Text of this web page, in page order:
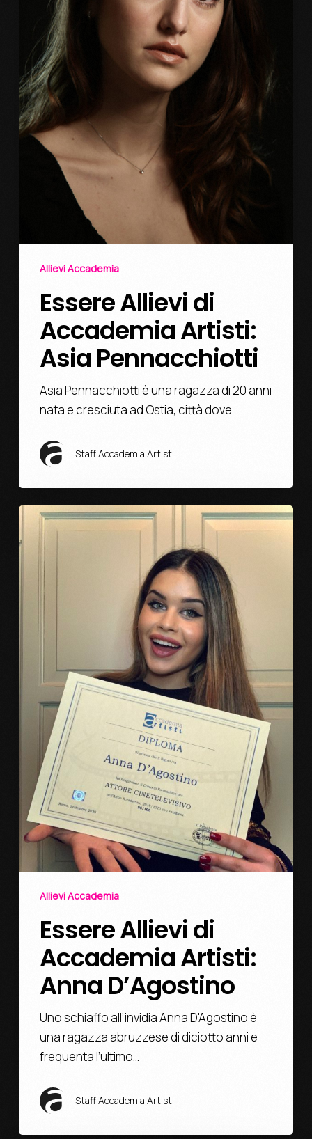
Allievi Accademia
Essere Allievi di
Accademia Artisti:
Asia Pennacchiotti
Asia Pennacchiotti è una ragazza di 20 anni
nata e cresciuta ad Ostia, città dove…
Staff Accademia Artisti
Allievi Accademia
Essere Allievi di
Accademia Artisti:
Anna D’Agostino
Uno schiaffo all’invidia Anna D'Agostino è
una ragazza abruzzese di diciotto anni e
frequenta l’ultimo…
Staff Accademia Artisti